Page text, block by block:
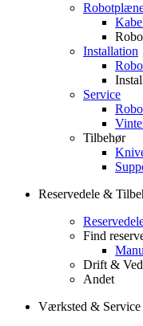
Installation
Service
Tilbehør
Reservedele &
Find
Drift &
Andet
Værksted & Service